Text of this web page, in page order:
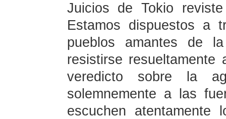
Juicios de Tokio
Estamos dispuestos a
pueblos amantes de
resistirse
veredicto sobre la
solemnemente a las
escuchen